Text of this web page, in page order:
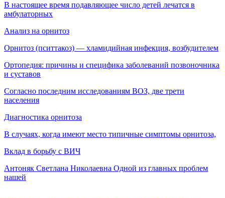
В настоящее время подавляющее число детей лечатся в
амбулаторных
Анализ на орнитоз
Орнитоз (пситтакоз) — хламидийная инфекция, воз­будителем
Ортопедия: причины и специфика заболеваний позвоночника
и суставов
Согласно последним исследованиям ВОЗ, две трети
населения
Диагностика орнитоза
В случаях, когда имеют место типичные симптомы орнитоза,
Вклад в борьбу с ВИЧ
Антоняк Светлана Николаевна Одной из главных проблем
нашей